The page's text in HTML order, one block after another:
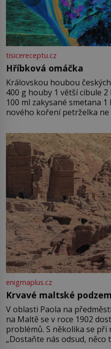
tisicereceptu.cz
Hříbková omáčka
Královskou houbou českých lesů
400 g houby 1 větší cibule
100 ml zakysané smetana
nového koření petrželka ne
enigmaplus.cz
Krvavé maltské
V oblasti Paola na
na Maltě se v roce 1902
problémů. S několika se
„Dostaňte nás odsud, něco